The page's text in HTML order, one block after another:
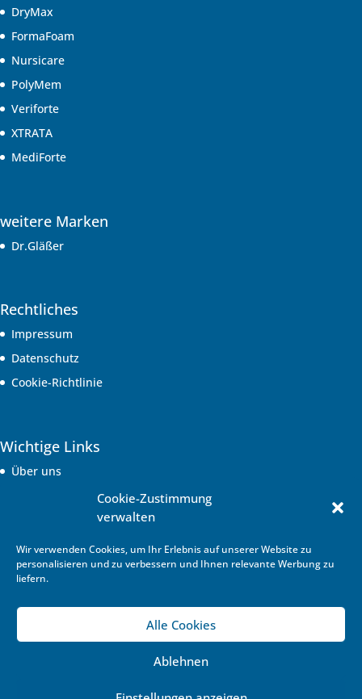
Cookie-Zustimmung
verwalten
Wir verwenden Cookies, um Ihr Erlebnis auf unserer Website zu
personalisieren und zu verbessern und Ihnen relevante Werbung zu
liefern.
Alle Cookies
Ablehnen
DryMax
FormaFoam
Nursicare
PolyMem
Veriforte
XTRATA
MediForte
weitere Marken
Dr.Gläßer
Rechtliches
Impressum
Datenschutz
Cookie-Richtlinie
Wichtige Links
Über uns
Sitemap
Neuigkeiten & Events» Dortmunder Wundforum 2020